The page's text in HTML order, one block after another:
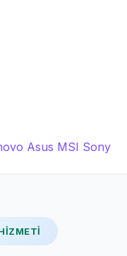
Asus MSI Sony